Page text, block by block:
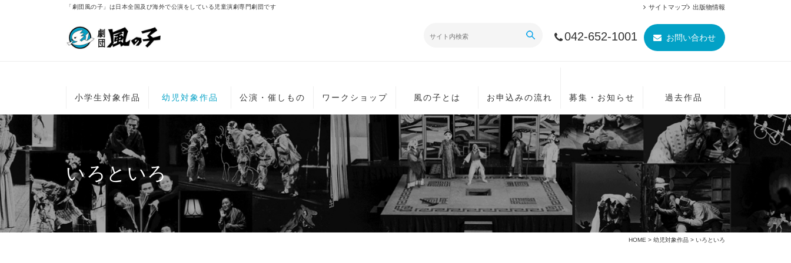
「劇団風の子」は日本全国及び海外で公演をしている児童演劇専門劇団です 出版物情報
サイトマップ
042-652-1001 お問い合わせ
小学生対象作品 幼児対象作品 公演・催しもの ワークショップ 風の子とは お申込みの流れ 募集・お知らせ 過去作品
いろといろ
HOME > 幼児対象作品 > いろといろ